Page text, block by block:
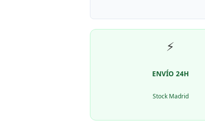
⚡
ENVÍO 24H
Stock Madrid